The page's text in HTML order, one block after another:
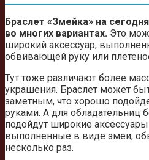
Браслет «Змейка» на
во многих вариантах. Это
широкий аксессуар,
обвивающей руку или
Тут тоже различают более
украшения. Браслет может
заметным, что хорошо
руками. А для обладательниц
подойдут широкие
выполненные в виде змеи,
несколько раз.